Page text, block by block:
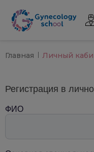
Главная Личный
Регистрация в
ФИО